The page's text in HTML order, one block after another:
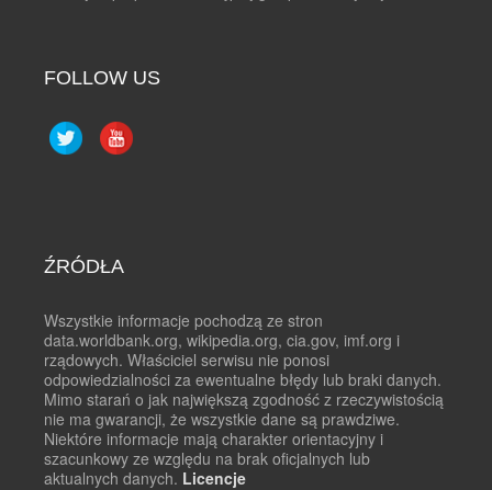
FOLLOW US
ŹRÓDŁA
Wszystkie informacje pochodzą ze stron
data.worldbank.org, wikipedia.org, cia.gov, imf.org i
rządowych. Właściciel serwisu nie ponosi
odpowiedzialności za ewentualne błędy lub braki danych.
Mimo starań o jak największą zgodność z rzeczywistością
nie ma gwarancji, że wszystkie dane są prawdziwe.
Niektóre informacje mają charakter orientacyjny i
szacunkowy ze względu na brak oficjalnych lub
aktualnych danych. Licencje